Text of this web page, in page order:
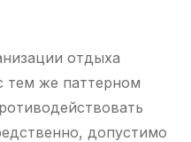
отдыха
тем же паттерном
допустимо